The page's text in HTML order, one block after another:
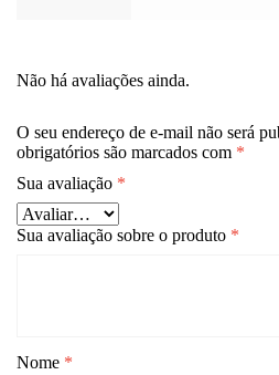
Não há avaliações ainda.
O seu endereço de e-mail não será
obrigatórios são marcados com *
Sua avaliação *
Sua avaliação sobre o produto *
Nome *